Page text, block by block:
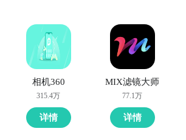
相机360
315.4万
详情
MIX滤镜大师
77.1万
详情